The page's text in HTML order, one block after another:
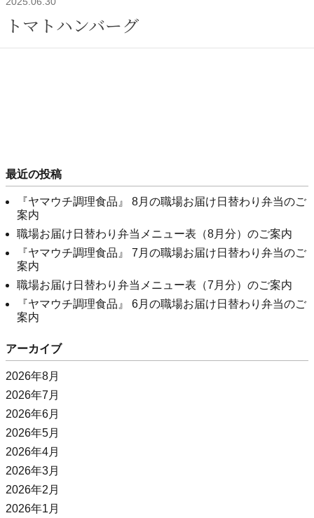
トマトハンバーグ
最近の投稿
『ヤマウチ調理食品』 8月の職場お届け日替わり弁当のご
案内
職場お届け日替わり弁当メニュー表（8月分）のご案内
『ヤマウチ調理食品』 7月の職場お届け日替わり弁当のご
案内
職場お届け日替わり弁当メニュー表（7月分）のご案内
『ヤマウチ調理食品』 6月の職場お届け日替わり弁当のご
案内
アーカイブ
2026年8月
2026年7月
2026年6月
2026年5月
2026年4月
2026年3月
2026年2月
2026年1月